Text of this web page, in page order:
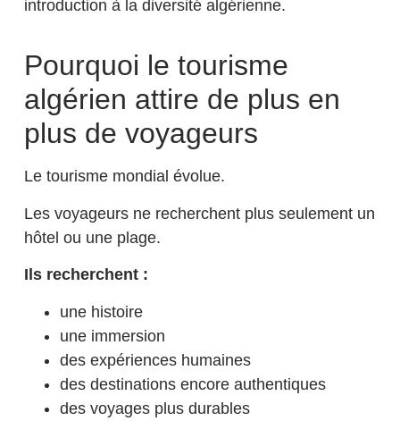
introduction à la diversité algérienne.
Pourquoi le tourisme
algérien attire de plus en
plus de voyageurs
Le tourisme mondial évolue.
Les voyageurs ne recherchent plus seulement un
hôtel ou une plage.
Ils recherchent :
une histoire
une immersion
des expériences humaines
des destinations encore authentiques
des voyages plus durables